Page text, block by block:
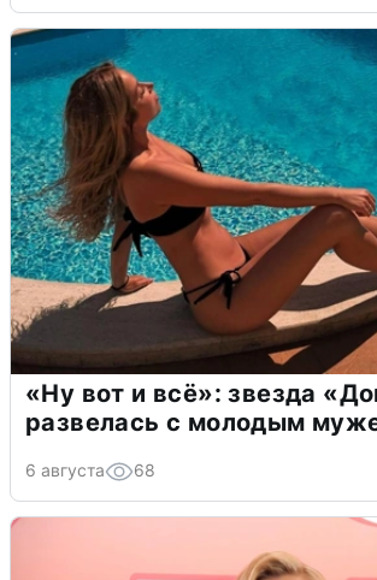
«Ну вот и всё»: звезда
развелась с молодым
6 августа 68